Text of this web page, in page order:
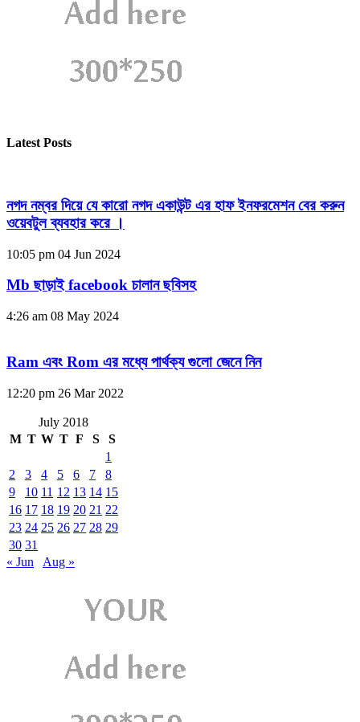
Latest Posts
নগদ নম্বর দিয়ে যে কারো নগদ একাউন্ট এর হাফ ইনফরমেশন বের করুন
ওয়েবটুল ব্যবহার করে ।
10:05 pm 04 Jun 2024
Mb ছাড়াই facebook চালান ছবিসহ
4:26 am 08 May 2024
Ram এবং Rom এর মধ্যে পার্থক্য গুলো জেনে নিন
12:20 pm 26 Mar 2022
July 2018
M T W T F S
S
1
2
3 4 5 6 7
8
9
10 11 12 13 14 15
16 17 18 19 20 21 22
23 24 25 26 27 28 29
30 31
« Jun
Aug »